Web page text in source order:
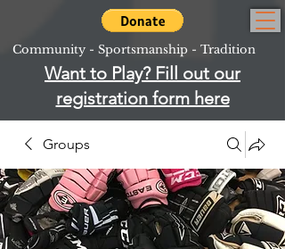
Community - Sportsmanship - Tradition
Want to Play? Fill out our
registration form here
Groups